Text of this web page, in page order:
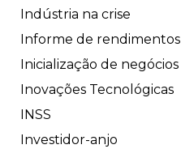
Indústria na crise
Informe de rendimentos
Inicialização de negócios
Inovações Tecnológicas
INSS
Investidor-anjo